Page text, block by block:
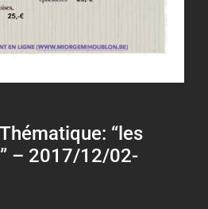
“les
– 2017/12/02-